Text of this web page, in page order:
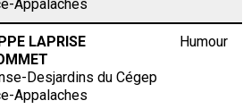
Appalaches
LAPRISE
Desjardins du Cégep
Appalaches
Humour